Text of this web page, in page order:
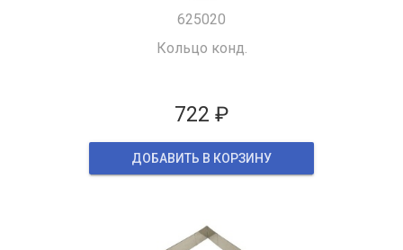
625020
Кольцо конд.
722 ₽
ДОБАВИТЬ В КОРЗИНУ